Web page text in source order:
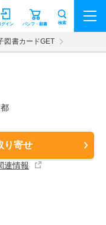
パンフ・願書
グイン 検索
図書カードGET
り寄せ
連情報